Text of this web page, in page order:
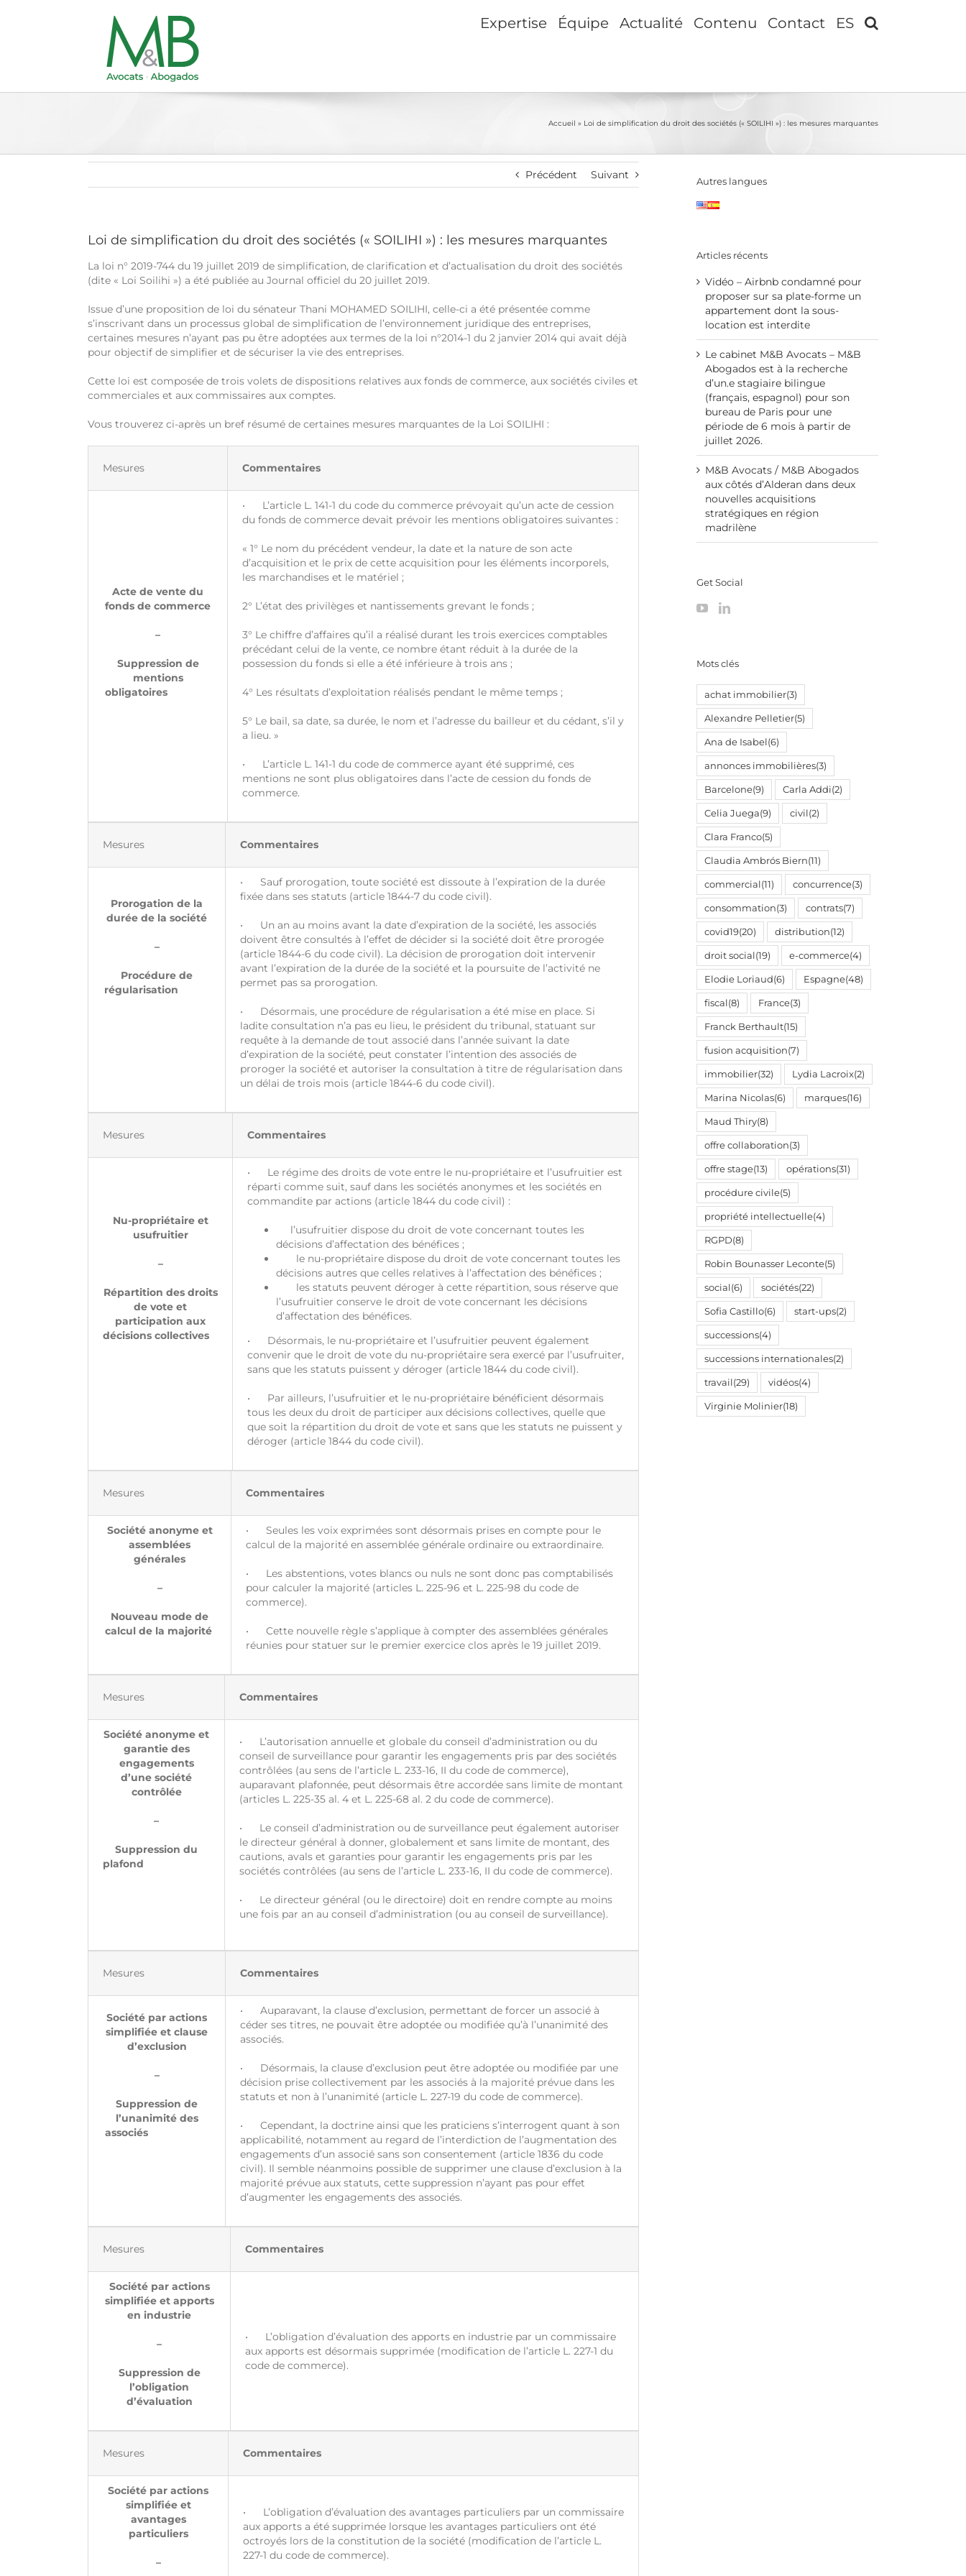
Expertise Équipe Actualité Contenu Contact ES
Accueil » Loi de simplification du droit des sociétés (« SOILIHI ») : les mesures marquantes
Précédent Suivant
Loi de simplification du droit des sociétés (« SOILIHI ») : les mesures marquantes
La loi n° 2019-744 du 19 juillet 2019 de simplification, de clarification et d’actualisation du droit des sociétés
(dite « Loi Soilihi ») a été publiée au Journal officiel du 20 juillet 2019.
Issue d’une proposition de loi du sénateur Thani MOHAMED SOILIHI, celle-ci a été présentée comme
s’inscrivant dans un processus global de simplification de l’environnement juridique des entreprises,
certaines mesures n’ayant pas pu être adoptées aux termes de la loi n°2014-1 du 2 janvier 2014 qui avait déjà
pour objectif de simplifier et de sécuriser la vie des entreprises.
Cette loi est composée de trois volets de dispositions relatives aux fonds de commerce, aux sociétés civiles et
commerciales et aux commissaires aux comptes.
Vous trouverez ci-après un bref résumé de certaines mesures marquantes de la Loi SOILIHI :
Mesures Commentaires
Acte de vente du
fonds de commerce
–
Suppression de
mentions
obligatoires
• L’article L. 141-1 du code du commerce prévoyait qu’un acte de cession
du fonds de commerce devait prévoir les mentions obligatoires suivantes :
« 1° Le nom du précédent vendeur, la date et la nature de son acte
d’acquisition et le prix de cette acquisition pour les éléments incorporels,
les marchandises et le matériel ;
2° L’état des privilèges et nantissements grevant le fonds ;
3° Le chiffre d’affaires qu’il a réalisé durant les trois exercices comptables
précédant celui de la vente, ce nombre étant réduit à la durée de la
possession du fonds si elle a été inférieure à trois ans ;
4° Les résultats d’exploitation réalisés pendant le même temps ;
5° Le bail, sa date, sa durée, le nom et l’adresse du bailleur et du cédant, s’il y
a lieu. »
• L’article L. 141-1 du code de commerce ayant été supprimé, ces
mentions ne sont plus obligatoires dans l’acte de cession du fonds de
commerce.
Mesures Commentaires
Prorogation de la
durée de la société
–
Procédure de
régularisation
• Sauf prorogation, toute société est dissoute à l’expiration de la durée
fixée dans ses statuts (article 1844-7 du code civil).
• Un an au moins avant la date d’expiration de la société, les associés
doivent être consultés à l’effet de décider si la société doit être prorogée
(article 1844-6 du code civil). La décision de prorogation doit intervenir
avant l’expiration de la durée de la société et la poursuite de l’activité ne
permet pas sa prorogation.
• Désormais, une procédure de régularisation a été mise en place. Si
ladite consultation n’a pas eu lieu, le président du tribunal, statuant sur
requête à la demande de tout associé dans l’année suivant la date
d’expiration de la société, peut constater l’intention des associés de
proroger la société et autoriser la consultation à titre de régularisation dans
un délai de trois mois (article 1844-6 du code civil).
Mesures Commentaires
Nu-propriétaire et
usufruitier
–
Répartition des droits
de vote et
participation aux
décisions collectives
• Le régime des droits de vote entre le nu-propriétaire et l’usufruitier est
réparti comme suit, sauf dans les sociétés anonymes et les sociétés en
commandite par actions (article 1844 du code civil) :
l’usufruitier dispose du droit de vote concernant toutes les
décisions d’affectation des bénéfices ;
le nu-propriétaire dispose du droit de vote concernant toutes les
décisions autres que celles relatives à l’affectation des bénéfices ;
les statuts peuvent déroger à cette répartition, sous réserve que
l’usufruitier conserve le droit de vote concernant les décisions
d’affectation des bénéfices.
• Désormais, le nu-propriétaire et l’usufruitier peuvent également
convenir que le droit de vote du nu-propriétaire sera exercé par l’usufruiter,
sans que les statuts puissent y déroger (article 1844 du code civil).
• Par ailleurs, l’usufruitier et le nu-propriétaire bénéficient désormais
tous les deux du droit de participer aux décisions collectives, quelle que
que soit la répartition du droit de vote et sans que les statuts ne puissent y
déroger (article 1844 du code civil).
Mesures Commentaires
Société anonyme et
assemblées
générales
–
Nouveau mode de
calcul de la majorité
• Seules les voix exprimées sont désormais prises en compte pour le
calcul de la majorité en assemblée générale ordinaire ou extraordinaire.
• Les abstentions, votes blancs ou nuls ne sont donc pas comptabilisés
pour calculer la majorité (articles L. 225-96 et L. 225-98 du code de
commerce).
• Cette nouvelle règle s’applique à compter des assemblées générales
réunies pour statuer sur le premier exercice clos après le 19 juillet 2019.
Mesures Commentaires
Société anonyme et
garantie des
engagements
d’une société
contrôlée
–
Suppression du
plafond
• L’autorisation annuelle et globale du conseil d’administration ou du
conseil de surveillance pour garantir les engagements pris par des sociétés
contrôlées (au sens de l’article L. 233-16, II du code de commerce),
auparavant plafonnée, peut désormais être accordée sans limite de montant
(articles L. 225-35 al. 4 et L. 225-68 al. 2 du code de commerce).
• Le conseil d’administration ou de surveillance peut également autoriser
le directeur général à donner, globalement et sans limite de montant, des
cautions, avals et garanties pour garantir les engagements pris par les
sociétés contrôlées (au sens de l’article L. 233-16, II du code de commerce).
• Le directeur général (ou le directoire) doit en rendre compte au moins
une fois par an au conseil d’administration (ou au conseil de surveillance).
Mesures Commentaires
Société par actions
simplifiée et clause
d’exclusion
–
Suppression de
l’unanimité des
associés
• Auparavant, la clause d’exclusion, permettant de forcer un associé à
céder ses titres, ne pouvait être adoptée ou modifiée qu’à l’unanimité des
associés.
• Désormais, la clause d’exclusion peut être adoptée ou modifiée par une
décision prise collectivement par les associés à la majorité prévue dans les
statuts et non à l’unanimité (article L. 227-19 du code de commerce).
• Cependant, la doctrine ainsi que les praticiens s’interrogent quant à son
applicabilité, notamment au regard de l’interdiction de l’augmentation des
engagements d’un associé sans son consentement (article 1836 du code
civil). Il semble néanmoins possible de supprimer une clause d’exclusion à la
majorité prévue aux statuts, cette suppression n’ayant pas pour effet
d’augmenter les engagements des associés.
Mesures Commentaires
Société par actions
simplifiée et apports
en industrie
–
Suppression de
l’obligation
d’évaluation
• L’obligation d’évaluation des apports en industrie par un commissaire
aux apports est désormais supprimée (modification de l’article L. 227-1 du
code de commerce).
Mesures Commentaires
Société par actions
simplifiée et
avantages
particuliers
–
• L’obligation d’évaluation des avantages particuliers par un commissaire
aux apports a été supprimée lorsque les avantages particuliers ont été
octroyés lors de la constitution de la société (modification de l’article L.
227-1 du code de commerce).
Autres langues
Articles récents
Vidéo – Airbnb condamné pour
proposer sur sa plate-forme un
appartement dont la sous-
location est interdite
Le cabinet M&B Avocats – M&B
Abogados est à la recherche
d’un.e stagiaire bilingue
(français, espagnol) pour son
bureau de Paris pour une
période de 6 mois à partir de
juillet 2026.
M&B Avocats / M&B Abogados
aux côtés d’Alderan dans deux
nouvelles acquisitions
stratégiques en région
madrilène
Get Social
Mots clés
achat immobilier(3)
Alexandre Pelletier(5)
Ana de Isabel (6)
annonces immobilières(3)
Barcelone(9) Carla Addi(2)
Celia Juega(9) civil (2)
Clara Franco(5)
Claudia Ambrós Biern(11)
commercial (11) concurrence(3)
consommation(3) contrats(7)
covid19(20) distribution(12)
droit social (19) e-commerce(4)
Elodie Loriaud(6) Espagne(48)
fiscal (8) France(3)
Franck Berthault(15)
fusion acquisition(7)
immobilier(32) Lydia Lacroix(2)
Marina Nicolas(6) marques(16)
Maud Thiry(8)
offre collaboration(3)
offre stage(13) opérations(31)
procédure civile(5)
propriété intellectuelle(4)
RGPD(8)
Robin Bounasser Leconte(5)
social (6) sociétés(22)
Sofia Castillo(6) start-ups(2)
successions(4)
successions internationales(2)
travail (29) vidéos(4)
Virginie Molinier(18)